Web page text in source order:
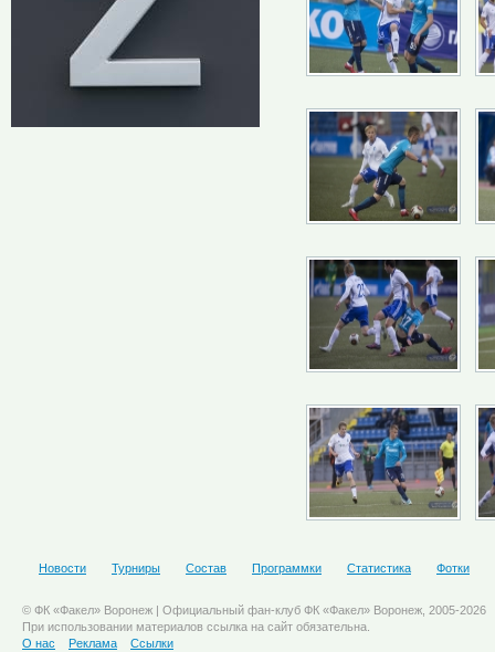
Новости Турниры Состав Программки Статистика Фотки
© ФК «Факел» Воронеж | Официальный фан-клуб ФК «Факел» Воронеж, 2005-2026
При использовании материалов ссылка на сайт обязательна.
О нас
Реклама Ссылки